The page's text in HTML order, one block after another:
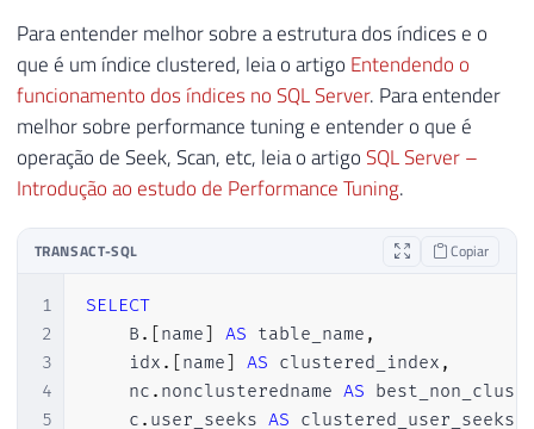
Para entender melhor sobre a estrutura dos índices e o
que é um índice clustered, leia o artigo Entendendo o
funcionamento dos índices no SQL Server. Para entender
melhor sobre performance tuning e entender o que é
operação de Seek, Scan, etc, leia o artigoSQL Server –
Introdução ao estudo de Performance Tuning.
TRANSACT-SQL Copiar
1
2
3
4
5
SELECT
    B
. [name] AS table_name ,
    idx
. [name] AS clustered_index ,
    nc
. nonclusteredname AS
    c
. user_seeks AS clustered_user_seeks